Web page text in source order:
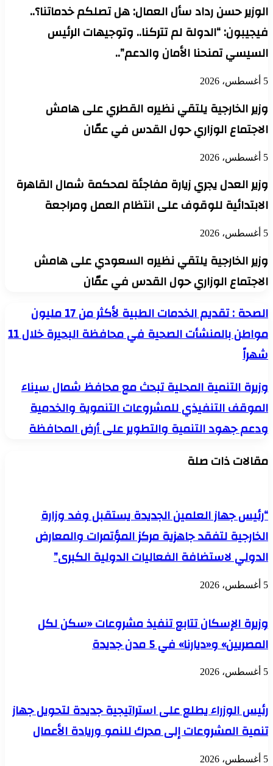
الوزير حسن رداد سأل العمال: هل تصلكم خدماتنا؟..
فيجيبون: “الدولة لم تتركنا.. وتوجيهات الرئيس
السيسي تمنحنا الأمان والدعم”..
5 أغسطس، 2026
وزير الخارجية يلتقي نظيره القطري على هامش
الاجتماع الوزاري حول القدس في عمّان
5 أغسطس، 2026
وزير العدل يجري زيارة مفاجئة لمحكمة شمال القاهرة
الابتدائية للوقوف على انتظام العمل ومراجعة
5 أغسطس، 2026
وزير الخارجية يلتقي نظيره السعودي على هامش
الاجتماع الوزاري حول القدس في عمّان
الصحة
:
تقديم
الخدمات
الطبية
17
مواطن
الصحية
محافظة
الصحة : تقديم الخدمات الطبية لأكثر من 17 مليون
مواطن بالمنشأت الصحية في محافظة البحيرة خلال 11
شهراً
وزيرة
التنمية
المحلية
تبحث
مع
محافظ
سيناء
التنموية
والخدمية
ودعم
جهود
التنمية
والتطوير
على
أرض
وزيرة التنمية المحلية تبحث مع محافظ شمال سيناء
الموقف التنفيذي للمشروعات التنموية والخدمية
ودعم جهود التنمية والتطوير على أرض المحافظة
مقالات ذات صلة
“رئيس جهاز العلمين الجديدة يستقبل وفد وزارة
الخارجية لتفقد جاهزية مركز المؤتمرات والمعارض
الدولي لاستضافة الفعاليات الدولية الكبرى”
5 أغسطس، 2026
وزيرة الإسكان تتابع تنفيذ مشروعات «سكن لكل
المصريين» و«ديارنا» في 5 مدن جديدة
5 أغسطس، 2026
رئيس الوزراء يطلع على استراتيجية جديدة لتحويل جهاز
تنمية المشروعات إلى محرك للنمو وريادة الأعمال
5 أغسطس، 2026